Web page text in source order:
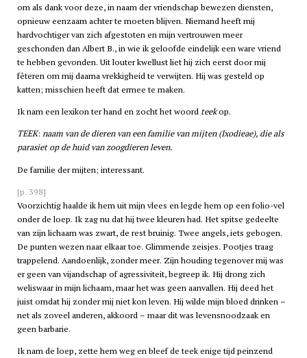
om als dank voor deze, in naam der vriendschap bewezen diensten,
opnieuw eenzaam achter te moeten blijven. Niemand heeft mij
hardvochtiger van zich afgestoten en mijn vertrouwen meer
geschonden dan Albert B., in wie ik geloofde eindelijk een ware vriend
te hebben gevonden. Uit louter kwellust liet hij zich eerst door mij
fêteren om mij daarna vrekkigheid te verwijten. Hij was gesteld op
katten; misschien heeft dat ermee te maken.
Ik nam een lexikon ter hand en zocht het woord teekop.
TEEK: naam van de dieren van een familie van mijten (Ixodieae), die als
parasiet op de huid van zoogdieren leven.
De familie der mijten; interessant.
[p. 398]
Voorzichtig haalde ik hem uit mijn vlees en legde hem op een folio-vel
onder de loep. Ik zag nu dat hij twee kleuren had. Het spitse gedeelte
van zijn lichaam was zwart, de rest bruinig. Twee angels, iets gebogen.
De punten wezen naar elkaar toe. Glimmende zeisjes. Pootjes traag
trappelend. Aandoenlijk, zonder meer. Zijn houding tegenover mij was
er geen van vijandschap of agressiviteit, begreep ik. Hij drong zich
weliswaar in mijn lichaam, maar het was geen aanvallen. Hij deed het
juist omdat hij zonder mij niet kon leven. Hij wilde mijn bloed drinken –
net als zoveel anderen, akkoord – maar dit was levensnoodzaak en
geen barbarie.
Ik nam de loep, zette hem weg en bleef de teek enige tijd peinzend